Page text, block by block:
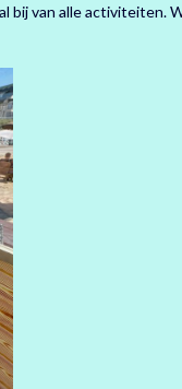
bij van alle activiteiten.